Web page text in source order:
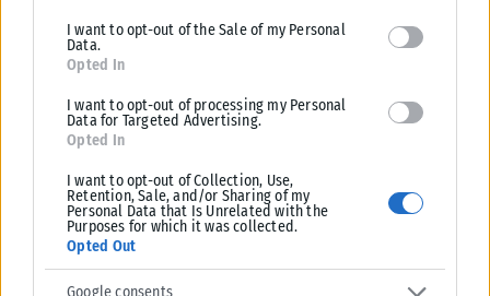
I want to opt-out of the Sale of my Personal
Data.
Opted In
I want to opt-out of processing my Personal
Data for Targeted Advertising.
Opted In
I want to opt-out of Collection, Use,
Retention, Sale, and/or Sharing of my
Personal Data that Is Unrelated with the
Purposes for which it was collected.
Opted Out
Google consents